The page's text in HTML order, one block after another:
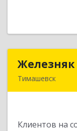
Железняк
Тимашевск
Клиентов на